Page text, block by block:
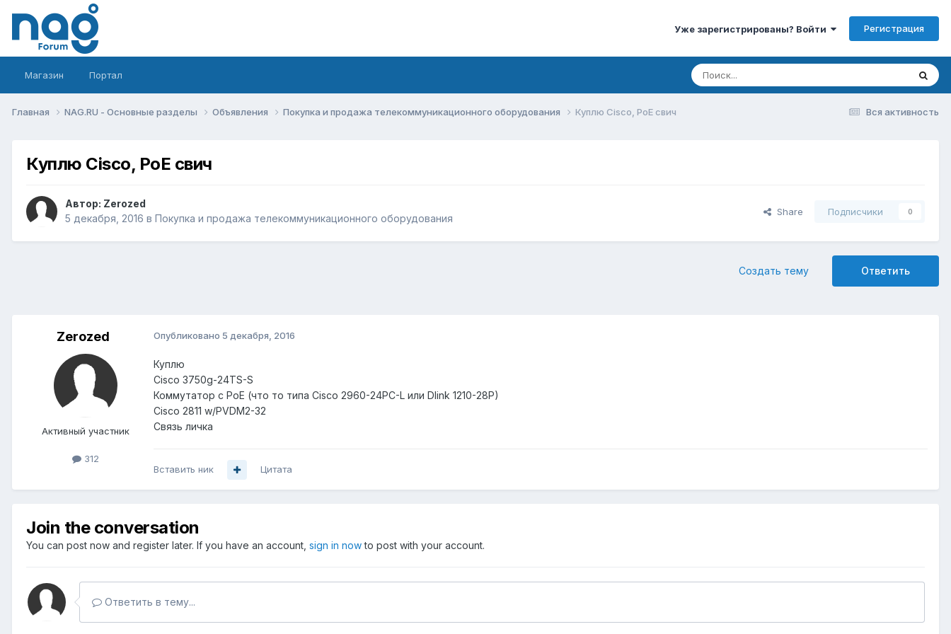
Уже зарегистрированы? Войти Регистрация
Магазин Портал
Вся активность
Главная NAG.RU - Основные разделы Объявления Покупка и продажа телекоммуникационного оборудования Куплю Cisco, PoE свич
Куплю Cisco, PoE свич
Автор: Zerozed
5 декабря, 2016 в Покупка и продажа телекоммуникационного оборудования
Share Подписчики 0
Ответить
Создать тему
Zerozed
Активный участник
312
Опубликовано 5 декабря, 2016
Куплю
Cisco 3750g-24TS-S
Коммутатор с PoE (что то типа Cisco 2960-24PC-L или Dlink 1210-28P)
Cisco 2811 w/PVDM2-32
Связь личка
Вставить ник Цитата
Join the conversation
You can post now and register later. If you have an account, sign in nowto post with your account.
Ответить в тему...